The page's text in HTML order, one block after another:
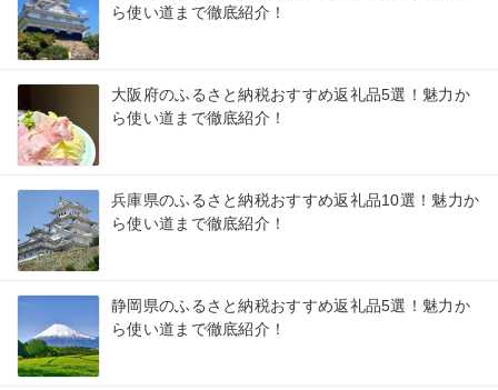
ら使い道まで徹底紹介！
大阪府のふるさと納税おすすめ返礼品5選！魅力か
ら使い道まで徹底紹介！
兵庫県のふるさと納税おすすめ返礼品10選！魅力か
ら使い道まで徹底紹介！
静岡県のふるさと納税おすすめ返礼品5選！魅力か
ら使い道まで徹底紹介！